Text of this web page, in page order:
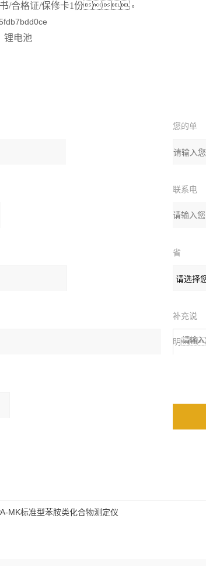
合格证/保修卡1份。
电池
您的单
位
联系电
话：
省
份
补充说
明
MK标准型苯胺类化合物测定仪